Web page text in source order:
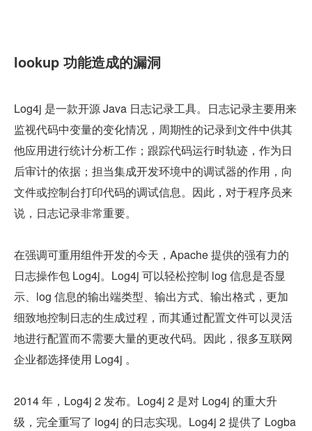
lookup 功能造成的漏洞
Log4j 是一款开源 Java 日志记录工具。日志记录主要用来
监视代码中变量的变化情况，周期性的记录到文件中供其
他应用进行统计分析工作；跟踪代码运行时轨迹，作为日
后审计的依据；担当集成开发环境中的调试器的作用，向
文件或控制台打印代码的调试信息。因此，对于程序员来
说，日志记录非常重要。
在强调可重用组件开发的今天，Apache 提供的强有力的
日志操作包 Log4j。Log4j 可以轻松控制 log 信息是否显
示、log 信息的输出端类型、输出方式、输出格式，更加
细致地控制日志的生成过程，而其通过配置文件可以灵活
地进行配置而不需要大量的更改代码。因此，很多互联网
企业都选择使用 Log4j 。
2014 年，Log4j 2 发布。Log4j 2 是对 Log4j 的重大升
级，完全重写了 log4j 的日志实现。Log4j 2 提供了 Logba